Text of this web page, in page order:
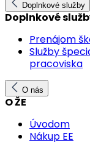
Doplnkové služby
Doplnkové
Prenájom
Služby
pracoviska
O nás
O ŽE
Úvodom
Nákup EE